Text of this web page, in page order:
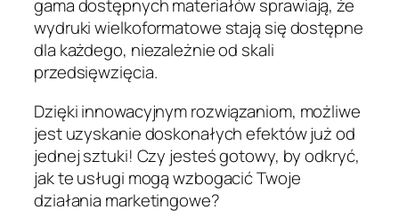
gama dostępnych materiałów sprawiają, że
wydruki wielkoformatowe stają się dostępne
dla każdego, niezależnie od skali
przedsięwzięcia.
Dzięki innowacyjnym rozwiązaniom, możliwe
jest uzyskanie doskonałych efektów już od
jednej sztuki! Czy jesteś gotowy, by odkryć,
jak te usługi mogą wzbogacić Twoje
działania marketingowe?